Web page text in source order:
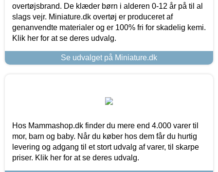
overtøjsbrand. De klæder børn i alderen 0-12 år på til al
slags vejr. Miniature.dk overtøj er produceret af
genanvendte materialer og er 100% fri for skadelig kemi.
Klik her for at se deres udvalg.
Se udvalget på Miniature.dk
Hos Mammashop.dk finder du mere end 4.000 varer til
mor, barn og baby. Når du køber hos dem får du hurtig
levering og adgang til et stort udvalg af varer, til skarpe
priser. Klik her for at se deres udvalg.